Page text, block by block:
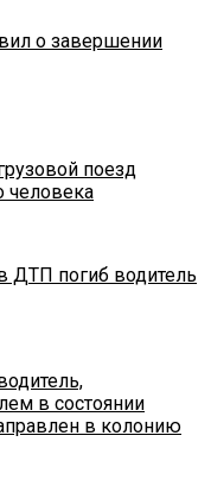
о завершении
поезд
человека
ДТП погиб водитель
в состоянии
в колонию